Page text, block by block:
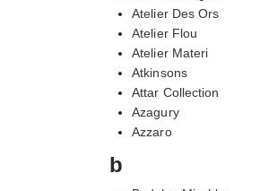
Atelier Des Ors
Atelier Flou
Atelier Materi
Atkinsons
Attar Collection
Azagury
Azzaro
b